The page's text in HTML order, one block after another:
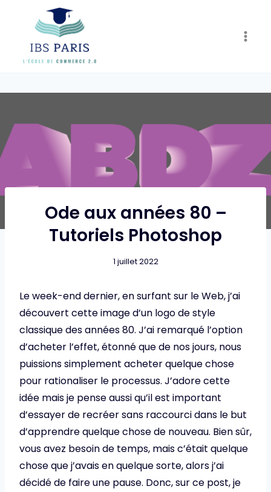
content
Ode aux années 80 –
Tutoriels Photoshop
1 juillet 2022
Le week-end dernier, en surfant sur le Web, j’ai
découvert cette image d’un logo de style
classique des années 80. J’ai remarqué l’option
d’acheter l’effet, étonné que de nos jours, nous
puissions simplement acheter quelque chose
pour rationaliser le processus. J’adore cette
idée mais je pense aussi qu’il est important
d’essayer de recréer sans raccourci dans le but
d’apprendre quelque chose de nouveau. Bien sûr,
vous avez besoin de temps, mais c’était quelque
chose que j’avais en quelque sorte, alors j’ai
décidé de faire une pause. Donc, sur ce post, je